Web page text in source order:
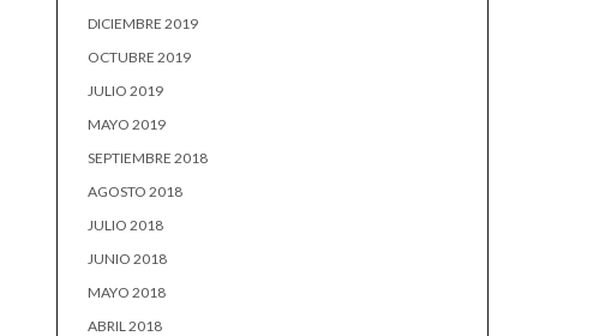
DICIEMBRE 2019
OCTUBRE 2019
JULIO 2019
MAYO 2019
SEPTIEMBRE 2018
AGOSTO 2018
JULIO 2018
JUNIO 2018
MAYO 2018
ABRIL 2018